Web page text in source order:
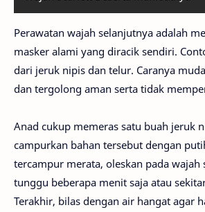
Perawatan wajah selanjutnya adalah
masker alami yang diracik sendiri.
dari jeruk nipis dan telur. Caranya
dan tergolong aman serta tidak
Anad cukup memeras satu buah jeruk
campurkan bahan tersebut dengan
tercampur merata, oleskan pada wajah
tunggu beberapa menit saja atau
Terakhir, bilas dengan air hangat agar